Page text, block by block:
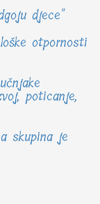
djece"
otpornosti
poticanje,
skupina je